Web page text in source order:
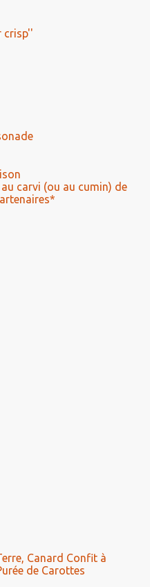
crisp''
carvi (ou au cumin) de
Canard Confit à
de Carottes